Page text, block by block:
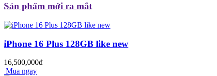
Sản phẩm mới ra mắt
iPhone 16 Plus 128GB like new
16,500,000đ
Mua ngay